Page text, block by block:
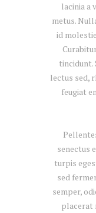
lacinia a
metus.
id
tincidunt.
lectus sed,
feugiat
senectus
turpis
sed
semper,
placerat